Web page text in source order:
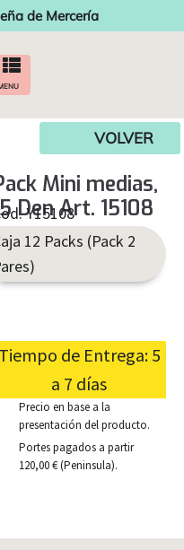
de Mercería
VOLVER
Mini medias,
Den Art. 15108
Y15108
12 Packs (Pack 2
Tiempo de Entrega: 5
a 7 días
Precio en base a la
presentación del producto.
Portes pagados a partir
120,00 € (Peninsula).